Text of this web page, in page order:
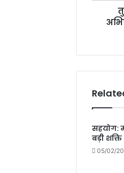
सहयोग:
बड़ी शक्ति
05/02/